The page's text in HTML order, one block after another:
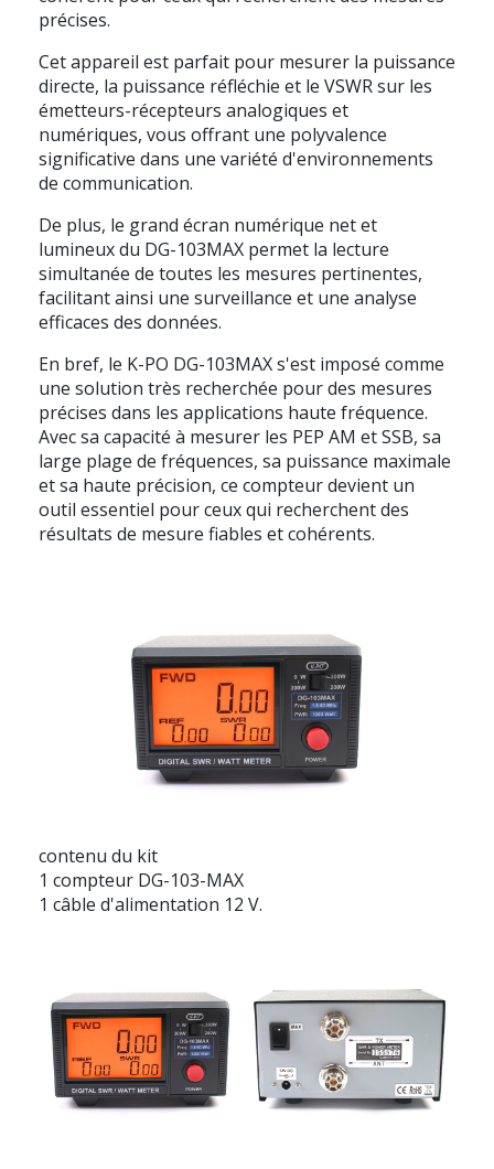
précises.
Cet appareil est parfait pour mesurer la puissance
directe, la puissance réfléchie et le VSWR sur les
émetteurs-récepteurs analogiques et
numériques, vous offrant une polyvalence
significative dans une variété d'environnements
de communication.
De plus, le grand écran numérique net et
lumineux du DG-103MAX permet la lecture
simultanée de toutes les mesures pertinentes,
facilitant ainsi une surveillance et une analyse
efficaces des données.
En bref, le K-PO DG-103MAX s'est imposé comme
une solution très recherchée pour des mesures
précises dans les applications haute fréquence.
Avec sa capacité à mesurer les PEP AM et SSB, sa
large plage de fréquences, sa puissance maximale
et sa haute précision, ce compteur devient un
outil essentiel pour ceux qui recherchent des
résultats de mesure fiables et cohérents.
contenu du kit
1 compteur DG-103-MAX
1 câble d'alimentation 12 V.